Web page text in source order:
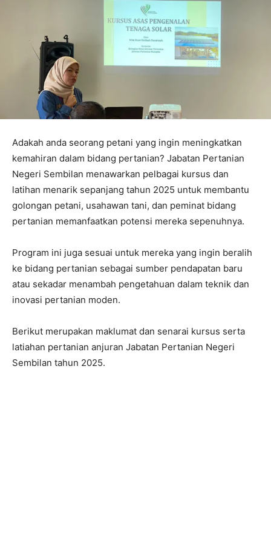
Adakah anda seorang petani yang ingin meningkatkan
kemahiran dalam bidang pertanian? Jabatan Pertanian
Negeri Sembilan menawarkan pelbagai kursus dan
latihan menarik sepanjang tahun 2025 untuk membantu
golongan petani, usahawan tani, dan peminat bidang
pertanian memanfaatkan potensi mereka sepenuhnya.
Program ini juga sesuai untuk mereka yang ingin beralih
ke bidang pertanian sebagai sumber pendapatan baru
atau sekadar menambah pengetahuan dalam teknik dan
inovasi pertanian moden.
Berikut merupakan maklumat dan senarai kursus serta
latiahan pertanian anjuran Jabatan Pertanian Negeri
Sembilan tahun 2025.